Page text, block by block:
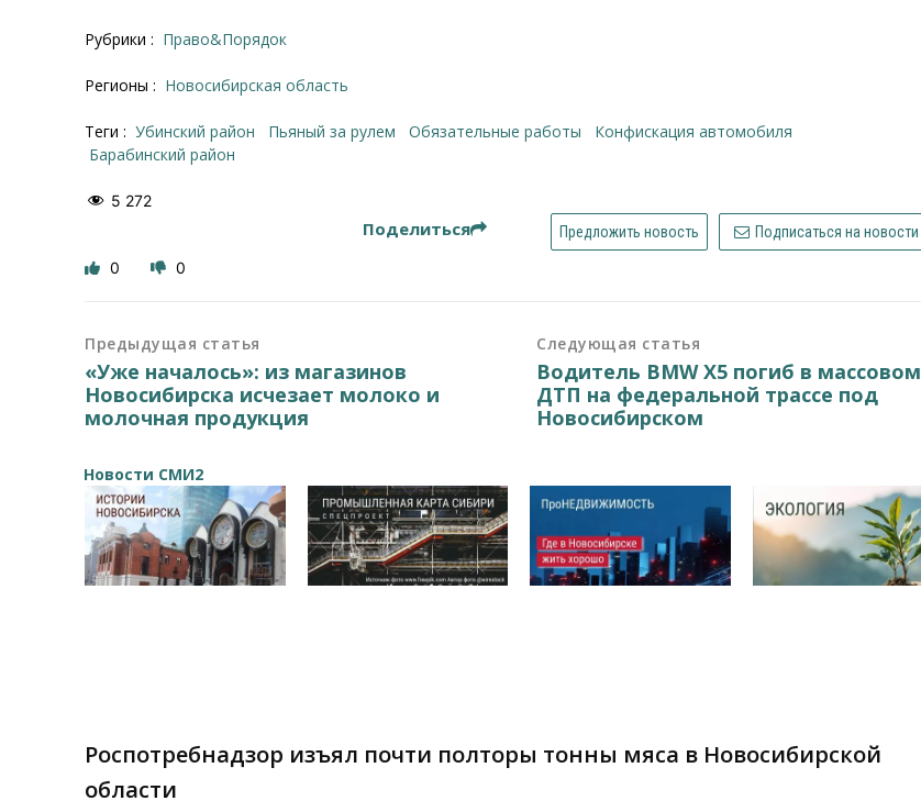
Рубрики : Право&Порядок
Регионы : Новосибирская область
Теги : Убинский район пьяный за рулем обязательные работы
конфискация автомобиля
Барабинский район
5 272
Поделиться Предложить новость Подписаться на новости
0 0
Предыдущая статья
«Уже началось»: из магазинов
Новосибирска исчезает молоко и
молочная продукция
Следующая статья
Водитель BMW X5 погиб в массовом
ДТП на федеральной трассе под
Новосибирском
Новости СМИ2
Роспотребнадзор изъял почти полторы тонны мяса в Новосибирской
области